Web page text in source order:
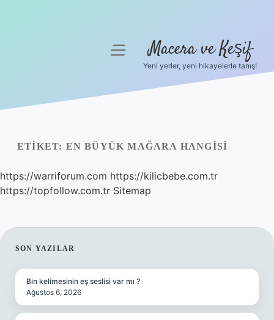
Yasal Uyarı
Hakkımızda
menüyüMacera ve Keşif
Yeni yerler, yeni hikayelerle tanış!
ETIKET: EN BÜYÜK MAĞARA HANGISI
https://warriforum.com https://kilicbebe.com.tr
https://topfollow.com.tr Sitemap
SIDEBAR
SON YAZILAR
Bin kelimesinin eş seslisi var mı ?
Ağustos 6, 2026